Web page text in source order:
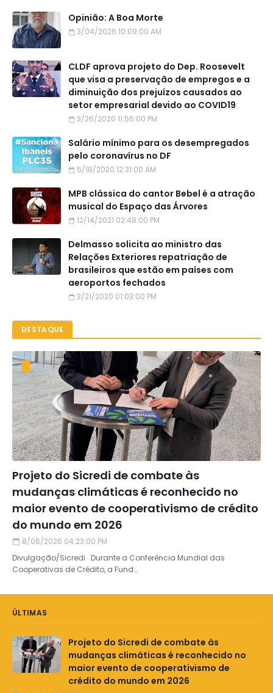
Opinião: A Boa Morte
3/04/2026 10:09:00 AM
CLDF aprova projeto do Dep. Roosevelt
que visa a preservação de empregos e a
diminuição dos prejuízos causados ao
setor empresarial devido ao COVID19
3/26/2020 11:55:00 PM
Salário mínimo para os desempregados
pelo coronavírus no DF
5/18/2020 12:31:00 AM
MPB clássica do cantor Bebel é a atração
musical do Espaço das Árvores
12/14/2021 02:48:00 PM
Delmasso solicita ao ministro das
Relações Exteriores repatriação de
brasileiros que estão em países com
aeroportos fechados
3/21/2020 01:03:00 PM
DESTAQUE
Projeto do Sicredi de combate às
mudanças climáticas é reconhecido no
maior evento de cooperativismo de crédito
do mundo em 2026
8/06/2026 04:23:00 PM
Divulgação/Sicredi Durante a Conferência Mundial das
Cooperativas de Crédito, a Fund…
ÚLTIMAS
Projeto do Sicredi de combate às
mudanças climáticas é reconhecido no
maior evento de cooperativismo de
crédito do mundo em 2026